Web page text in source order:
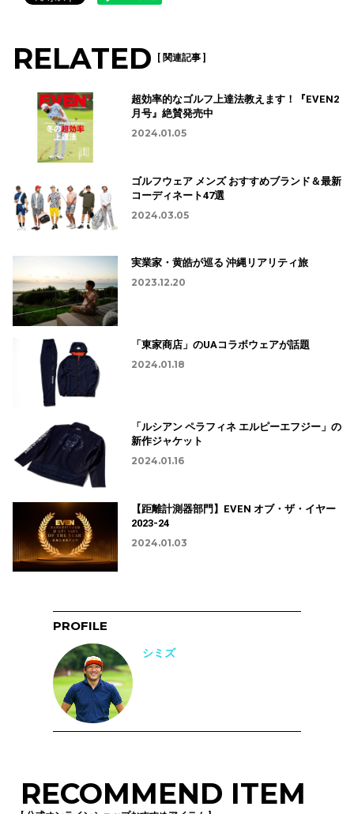
RELATED [ 関連記事 ]
超効率的なゴルフ上達法教えます！『EVEN2
月号』絶賛発売中
2024.01.05
ゴルフウェア メンズ おすすめブランド＆最新
コーディネート47選
2024.03.05
実業家・黄皓が巡る 沖縄リアリティ旅
2023.12.20
「東家商店」のUAコラボウェアが話題
2024.01.18
「ルシアン ペラフィネ エルピーエフジー」の
新作ジャケット
2024.01.16
【距離計測器部門】EVEN オブ・ザ・イヤー
2023-24
2024.01.03
PROFILE
シミズ
RECOMMEND ITEM